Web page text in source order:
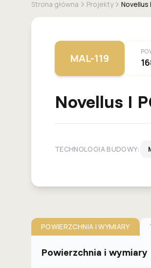
Strona główna Projekty Novellus
MAL-119
Novellus I
TECHNOLOGIA BUDOWY:
POWIERZCHNIA I WYMIARY
Powierzchnia i wymiary